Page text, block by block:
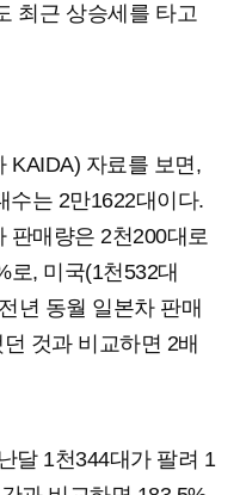
최근 상승세를 타고
KAIDA) 자료를 보면,
수는 2만1622대이다.
판매량은 2천200대로
로, 미국(1천532대
년 동월 일본차 판매
것과 비교하면 2배
달 1천344대가 팔려 1